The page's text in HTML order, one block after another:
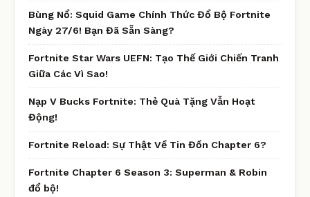
Bùng Nổ: Squid Game Chính Thức Đổ Bộ Fortnite
Ngày 27/6! Bạn Đã Sẵn Sàng?
Fortnite Star Wars UEFN: Tạo Thế Giới Chiến Tranh
Giữa Các Vì Sao!
Nạp V Bucks Fortnite: Thẻ Quà Tặng Vẫn Hoạt
Động!
Fortnite Reload: Sự Thật Về Tin Đồn Chapter 6?
Fortnite Chapter 6 Season 3: Superman & Robin
đổ bộ!